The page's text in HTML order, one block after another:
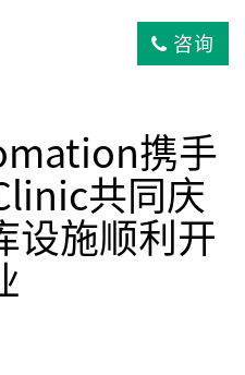
咨询
携手
共同庆
设施顺利开